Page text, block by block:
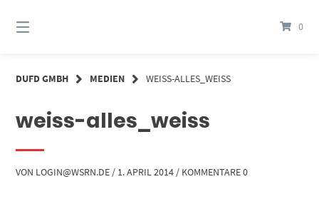
zum
Inhalt
0
DUFD GMBH MEDIEN WEISS-ALLES_WEISS
weiss-alles_weiss
VON LOGIN@WSRN.DE / 1. APRIL 2014 / KOMMENTARE 0